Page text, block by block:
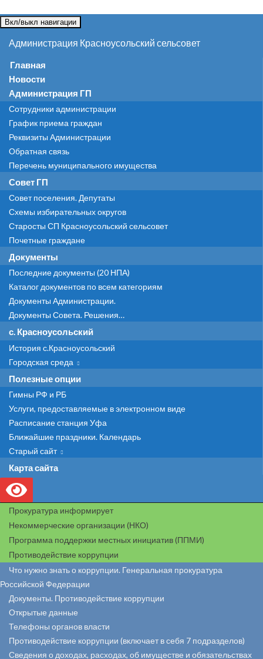
Вкл/выкл навигации
Администрация Красноусольский сельсовет
Главная
Новости
Администрация ГП
Сотрудники администрации
График приема граждан
Реквизиты Администрации
Обратная связь
Перечень муниципального имущества
Совет ГП
Совет поселения. Депутаты
Схемы избирательных округов
Старосты СП Красноусольский сельсовет
Почетные граждане
Документы
Последние документы (20 НПА)
Каталог документов по всем категориям
Документы Администрации.
Документы Совета. Решения…
с. Красноусольский
История с.Красноусольский
Городская среда
Полезные опции
Гимны РФ и РБ
Услуги, предоставляемые в электронном виде
Расписание станция Уфа
Ближайшие праздники. Календарь
Старый сайт
Карта сайта
Прокуратура информирует
Некоммерческие организации (НКО)
Программа поддержки местных инициатив (ППМИ)
Противодействие коррупции
Что нужно знать о коррупции. Генеральная прокуратура
Российской Федерации
Документы. Противодействие коррупции
Открытые данные
Телефоны органов власти
Противодействие коррупции (включает в себя 7 подразделов)
Сведения о доходах, расходах, об имуществе и обязательствах